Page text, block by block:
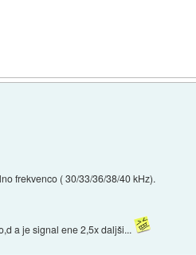
frekvenco ( 30/33/36/38/40 kHz).
a je signal ene 2,5x daljši...